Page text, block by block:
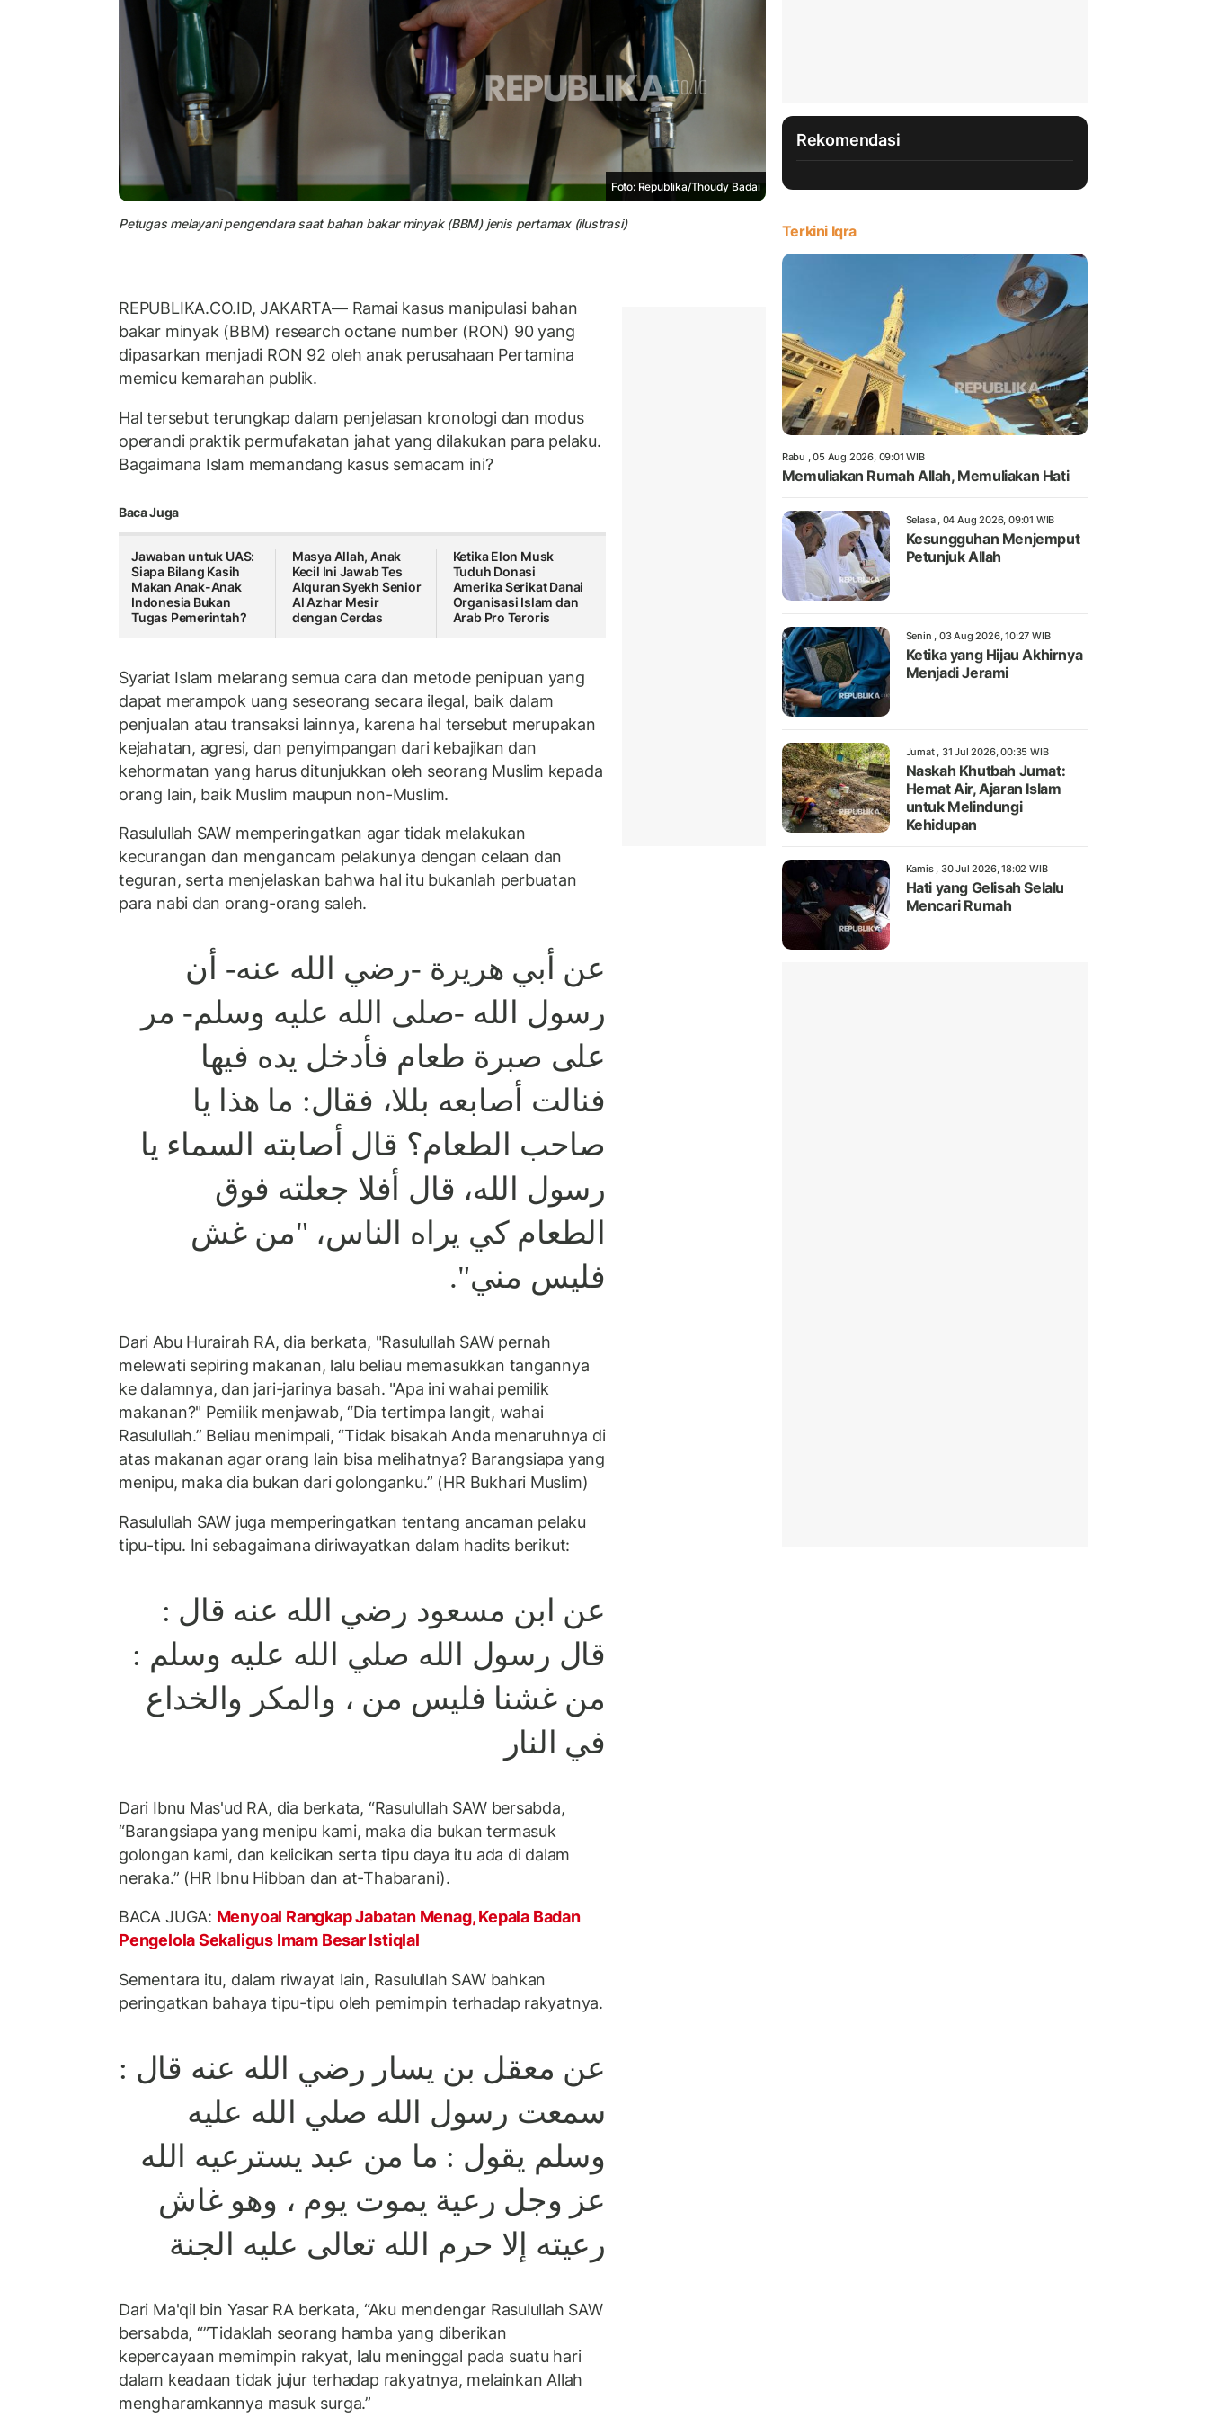
Foto: Republika/Thoudy Badai
Petugas melayani pengendara saat bahan bakar minyak (BBM) jenis pertamax (ilustrasi)
REPUBLIKA.CO.ID, JAKARTA— Ramai kasus manipulasi bahan
bakar minyak (BBM) research octane number (RON) 90 yang
dipasarkan menjadi RON 92 oleh anak perusahaan Pertamina
memicu kemarahan publik.
Hal tersebut terungkap dalam penjelasan kronologi dan modus
operandi praktik permufakatan jahat yang dilakukan para pelaku.
Bagaimana Islam memandang kasus semacam ini?
Baca Juga
Jawaban untuk UAS:
Siapa Bilang Kasih
Makan Anak-Anak
Indonesia Bukan
Tugas Pemerintah?
Masya Allah, Anak
Kecil Ini Jawab Tes
Alquran Syekh Senior
Al Azhar Mesir
dengan Cerdas
Ketika Elon Musk
Tuduh Donasi
Amerika Serikat Danai
Organisasi Islam dan
Arab Pro Teroris
Syariat Islam melarang semua cara dan metode penipuan yang
dapat merampok uang seseorang secara ilegal, baik dalam
penjualan atau transaksi lainnya, karena hal tersebut merupakan
kejahatan, agresi, dan penyimpangan dari kebajikan dan
kehormatan yang harus ditunjukkan oleh seorang Muslim kepada
orang lain, baik Muslim maupun non-Muslim.
Rasulullah SAW memperingatkan agar tidak melakukan
kecurangan dan mengancam pelakunya dengan celaan dan
teguran, serta menjelaskan bahwa hal itu bukanlah perbuatan
para nabi dan orang-orang saleh.
عن أبي هريرة -رضي الله عنه- أن
رسول الله -صلى الله عليه وسلم- مر
على صبرة طعام فأدخل يده فيها
فنالت أصابعه بللا، فقال: ما هذا يا
صاحب الطعام؟ قال أصابته السماء يا
رسول الله، قال أفلا جعلته فوق
الطعام كي يراه الناس، "من غش
فليس مني".
Dari Abu Hurairah RA, dia berkata, "Rasulullah SAW pernah
melewati sepiring makanan, lalu beliau memasukkan tangannya
ke dalamnya, dan jari-jarinya basah. "Apa ini wahai pemilik
makanan?" Pemilik menjawab, “Dia tertimpa langit, wahai
Rasulullah.” Beliau menimpali, “Tidak bisakah Anda menaruhnya di
atas makanan agar orang lain bisa melihatnya? Barangsiapa yang
menipu, maka dia bukan dari golonganku.” (HR Bukhari Muslim)
Rasulullah SAW juga memperingatkan tentang ancaman pelaku
tipu-tipu. Ini sebagaimana diriwayatkan dalam hadits berikut:
عن ابن مسعود رضي الله عنه قال :
قال رسول الله صلي الله عليه وسلم :
من غشنا فليس من ، والمكر والخداع
في النار
Dari Ibnu Mas'ud RA, dia berkata, “Rasulullah SAW bersabda,
“Barangsiapa yang menipu kami, maka dia bukan termasuk
golongan kami, dan kelicikan serta tipu daya itu ada di dalam
neraka.” (HR Ibnu Hibban dan at-Thabarani).
BACA JUGA: Menyoal Rangkap Jabatan Menag, Kepala Badan
Pengelola Sekaligus Imam Besar Istiqlal
Sementara itu, dalam riwayat lain, Rasulullah SAW bahkan
peringatkan bahaya tipu-tipu oleh pemimpin terhadap rakyatnya.
عن معقل بن يسار رضي الله عنه قال :
سمعت رسول الله صلي الله عليه
وسلم يقول : ما من عبد يسترعيه الله
عز وجل رعية يموت يوم ، وهو غاش
رعيته إلا حرم الله تعالى عليه الجنة
Dari Ma'qil bin Yasar RA berkata, “Aku mendengar Rasulullah SAW
bersabda, “”Tidaklah seorang hamba yang diberikan
kepercayaan memimpin rakyat, lalu meninggal pada suatu hari
dalam keadaan tidak jujur terhadap rakyatnya, melainkan Allah
mengharamkannya masuk surga.”
Rekomendasi
Terkini Iqra
Rabu , 05 Aug 2026, 09:01 WIB
Memuliakan Rumah Allah, Memuliakan Hati
Selasa , 04 Aug 2026, 09:01 WIB
Kesungguhan Menjemput
Petunjuk Allah
Senin , 03 Aug 2026, 10:27 WIB
Ketika yang Hijau Akhirnya
Menjadi Jerami
Jumat , 31 Jul 2026, 00:35 WIB
Naskah Khutbah Jumat:
Hemat Air, Ajaran Islam
untuk Melindungi
Kehidupan
Kamis , 30 Jul 2026, 18:02 WIB
Hati yang Gelisah Selalu
Mencari Rumah